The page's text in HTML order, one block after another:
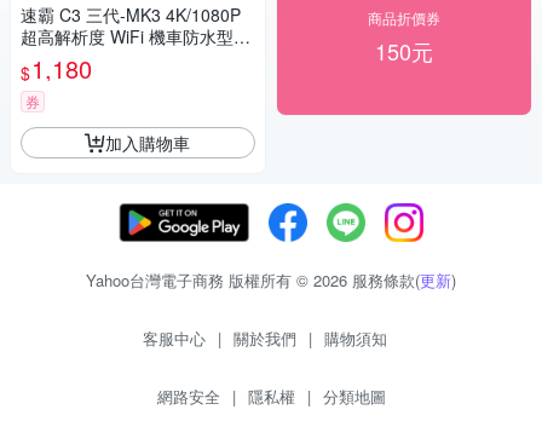
速霸 C3 三代-MK3 4K/1080P
超高解析度 WiFi 機車防水型行
車紀錄器
$1,180
券
加入購物車
商品折價券
150元
Yahoo台灣電子商務 版權所有 © 2026 服務條款(更新)
客服中心 | 關於我們 | 購物須知
網路安全 | 隱私權 | 分類地圖